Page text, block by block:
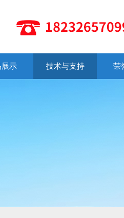
展示 技术与支持 荣